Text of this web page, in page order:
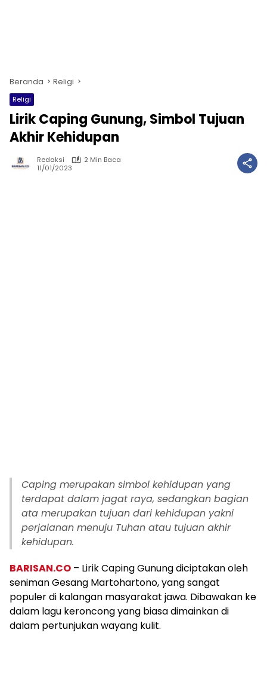
Beranda Religi
Religi
Lirik Caping Gunung, Simbol Tujuan
Akhir Kehidupan
Redaksi
2 Min Baca
11/01/2023
Caping merupakan simbol kehidupan yang
terdapat dalam jagat raya, sedangkan bagian
ata merupakan tujuan dari kehidupan yakni
perjalanan menuju Tuhan atau tujuan akhir
kehidupan.
BARISAN.CO – Lirik Caping Gunung diciptakan oleh
seniman Gesang Martohartono, yang sangat
populer di kalangan masyarakat jawa. Dibawakan ke
dalam lagu keroncong yang biasa dimainkan di
dalam pertunjukan wayang kulit.